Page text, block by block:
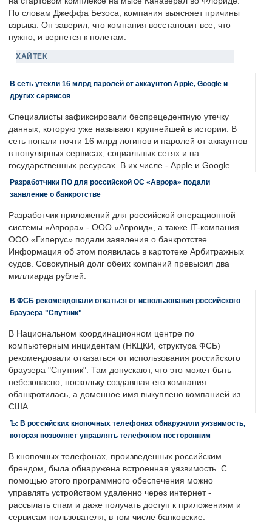
По словам Джеффа Безоса, компания выясняет причины
взрыва. Он заверил, что компания восстановит все, что
нужно, и вернется к полетам.
ХАЙТЕК
В сеть утекли 16 млрд паролей от аккаунтов Apple, Google и
других сервисов
Специалисты зафиксировали беспрецедентную утечку
данных, которую уже называют крупнейшей в истории. В
сеть попали почти 16 млрд логинов и паролей от аккаунтов
в популярных сервисах, социальных сетях и на
государственных ресурсах. В их числе - Apple и Google.
Разработчики ПО для российской ОС «Аврора» подали
заявление о банкротстве
Разработчик приложений для российской операционной
системы «Аврора» - ООО «Авроид», а также IT-компания
ООО «Гиперус» подали заявления о банкротстве.
Информация об этом появилась в картотеке Арбитражных
судов. Совокупный долг обеих компаний превысил два
миллиарда рублей.
В ФСБ рекомендовали откаться от использования российского
браузера "Спутник"
В Национальном координационном центре по
компьютерным инцидентам (НКЦКИ, структура ФСБ)
рекомендовали отказаться от использования российского
браузера "Спутник". Там допускают, что это может быть
небезопасно, поскольку создавшая его компания
обанкротилась, а доменное имя выкуплено компанией из
США.
Ъ: В российских кнопочных телефонах обнаружили уязвимость,
которая позволяет управлять телефоном посторонним
В кнопочных телефонах, произведенных российским
брендом, была обнаружена встроенная уязвимость. С
помощью этого программного обеспечения можно
управлять устройством удаленно через интернет -
рассылать спам и даже получать доступ к приложениям и
сервисам пользователя, в том числе банковские.